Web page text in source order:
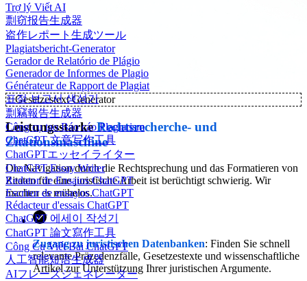
Trợ lý Viết AI
剽窃报告生成器
盗作レポート生成ツール
Plagiatsbericht-Generator
Gerador de Relatório de Plágio
Generador de Informes de Plagio
Générateur de Rapport de Plagiat
표절 보고서 생성기
剽竊報告生成器
Công cụ tạo Báo cáo Plagiarism
ChatGPT 文章写作工具
ChatGPTエッセイライター
ChatGPT Essay Writer
Redator de Ensaios ChatGPT
Escritor de ensayos ChatGPT
Rédacteur d'essais ChatGPT
ChatGPT 에세이 작성기
ChatGPT 論文寫作工具
Công Cụ Viết Bài ChatGPT
人工智能短语生成器
AIフレーズジェネレーター
✨Gesetzestext Generator
LeistungsstarkeRechtsrecherche- und
Zitationsmaschine
Die Navigation durch die Rechtsprechung und das Formatieren von
Zitaten für eine juristische Arbeit ist berüchtigt schwierig. Wir
machen es mühelos.
Zugang zu juristischen Datenbanken: Finden Sie schnell
relevante Präzedenzfälle, Gesetzestexte und wissenschaftliche
Artikel zur Unterstützung Ihrer juristischen Argumente.